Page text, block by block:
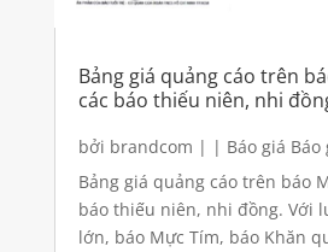
Bảng giá quảng cáo trên
các báo thiếu niên, nhi
bởi brandcom | | Báo giá
giá quảng cáo,Quảng cáo báo
Bảng giá quảng cáo trên báo
báo thiếu niên, nhi đồng. Với
lớn, báo Mực Tím, báo Khăn